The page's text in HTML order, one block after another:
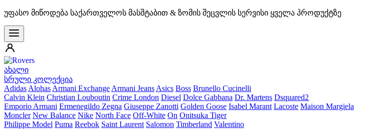
უფასო მიწოდება საქართველოს მასშტაბით & ზომის შეცვლის სერვისი ყველა პროდუქტზე
ახალი
სრული კოლექცია
Adidas Alohas Armani Exchange Armani Jeans Asics Boss Brunello Cucinelli
Calvin Klein Christian Louboutin Crime London Diesel Dolce Gabbana Dr. Martens Dsquared2
Emporio Armani Ermenegildo Zegna Giuseppe Zanotti Golden Goose Isabel Marant Lacoste Maison Margiela
Moncler New Balance Nike North Face Off-White On Onitsuka Tiger
Philippe Model Puma Reebok Saint Laurent Salomon Timberland Valentino